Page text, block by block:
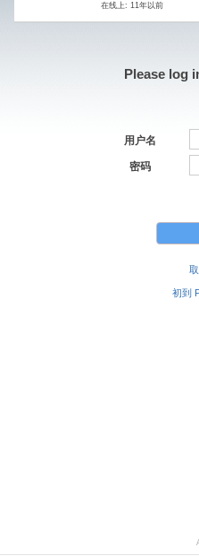
在线上: 11年以前
Please log
用户名
密码
初到